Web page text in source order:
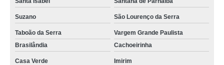
Suzano São Lourenço da Serra
Taboão da Serra
Vargem Grande Paulista
Brasilândia
Cachoeirinha
Casa Verde Imirim